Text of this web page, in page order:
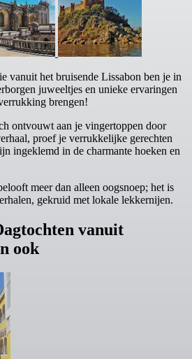
vanuit het bruisende Lissabon ben je in
juweeltjes en unieke ervaringen
brengen!
ontvouwt aan je vingertoppen door
proef je verrukkelijke gerechten
ingeklemd in de charmante hoeken en
meer dan alleen oogsnoep; het is
gekruid met lokale lekkernijen.
vanuit
ook